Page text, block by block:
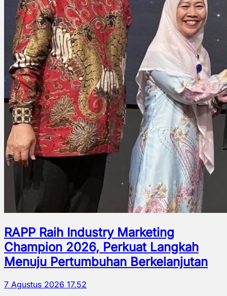
RAPP Raih Industry Marketing
Champion 2026, Perkuat Langkah
Menuju Pertumbuhan Berkelanjutan
7 Agustus 2026 17.52